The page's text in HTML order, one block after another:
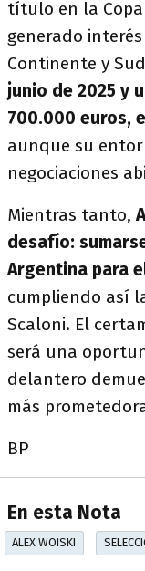
título en la Copa
generado
Continente y
junio de 2025 y
700.000 euros,
aunque su
negociaciones
Mientras tanto,
desafío:
Argentina para
cumpliendo así
Scaloni. El
será una
delantero
más
BP
En esta Nota
ALEX WOISKI